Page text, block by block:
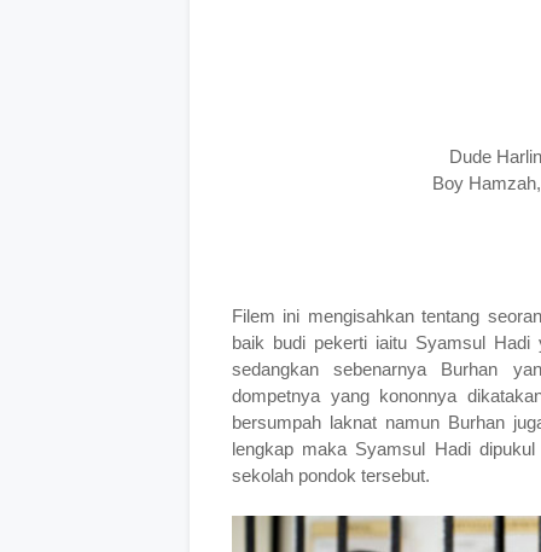
Dude
Boy
Filem ini mengisahkan tentang
baik budi pekerti iaitu Syamsul Hadi
sedangkan sebenarnya Burhan
dompetnya yang kononnya
bersumpah laknat namun Burhan
lengkap maka Syamsul Hadi
sekolah pondok tersebut.